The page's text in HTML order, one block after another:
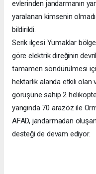
evlerinden jandarmanın
yaralanan kimsenin
bildirildi.
Serik ilçesi Yumaklar
göre elektrik direğinin
tamamen söndürülmesi
hektarlık alanda etkili olan
görüşüne sahip 2
yangında 70 arazöz ile
AFAD, jandarmadan
desteği de devam ediyor.